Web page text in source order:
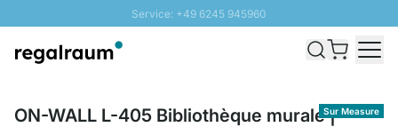
Service: +49 6245 945960
Livraison rapide - Livraison gratuite dès 100€
Sur Measure
ON-WALL L-405 Bibliothèque murale |